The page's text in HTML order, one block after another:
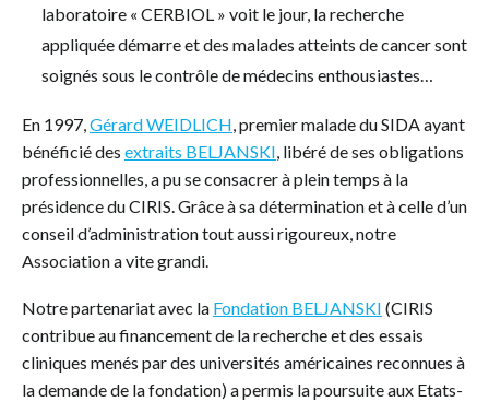
laboratoire « CERBIOL » voit le jour, la recherche
appliquée démarre et des malades atteints de cancer sont
soignés sous le contrôle de médecins enthousiastes…
En 1997,Gérard WEIDLICH, premier malade du SIDA ayant
bénéficié des extraits BELJANSKI, libéré de ses obligations
professionnelles, a pu se consacrer à plein temps à la
présidence du CIRIS. Grâce à sa détermination et à celle d’un
conseil d’administration tout aussi rigoureux, notre
Association a vite grandi.
Notre partenariat avec la Fondation BELJANSKI (CIRIS
contribue au financement de la recherche et des essais
cliniques menés par des universités américaines reconnues à
la demande de la fondation) a permis la poursuite aux Etats-